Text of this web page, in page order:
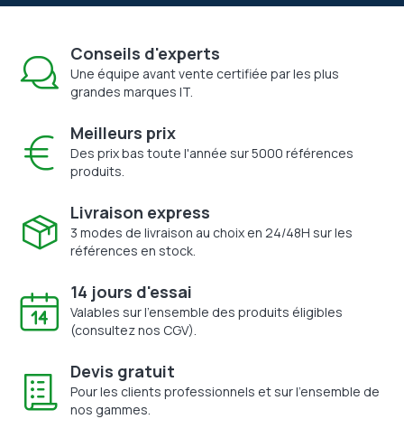
Conseils d'experts
Une équipe avant vente certifiée par les plus
grandes marques IT.
Meilleurs prix
Des prix bas toute l'année sur 5000 références
produits.
Livraison express
3 modes de livraison au choix en 24/48H sur les
références en stock.
14 jours d'essai
Valables sur l'ensemble des produits éligibles
(consultez nos CGV).
Devis gratuit
Pour les clients professionnels et sur l'ensemble de
nos gammes.